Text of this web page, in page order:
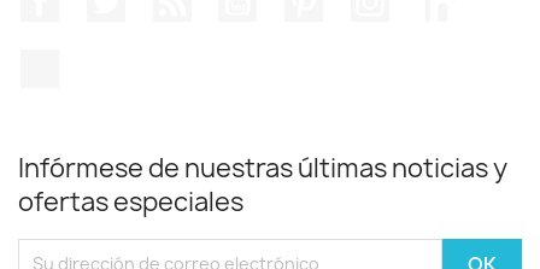
Infórmese de nuestras últimas noticias y
ofertas especiales